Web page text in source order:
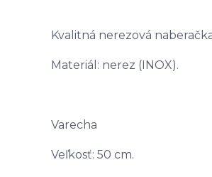
Kvalitná nerezová
Materiál: nerez (INOX).
Varecha
Veľkosť: 50 cm.